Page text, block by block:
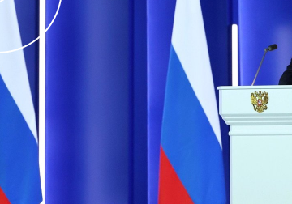
года, 15:30
2024 года, четверг
к гражданам России
года, 10:00